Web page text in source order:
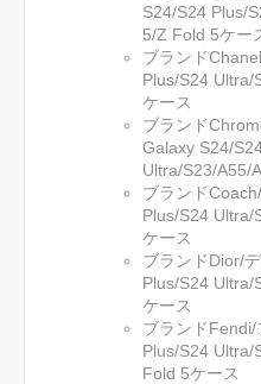
S24/S24 Plus/
5/Z Fold 5ケー
ブランド
Plus/S24 Ultra/
ケース
ブランド
Galaxy S24/
Ultra/S23/A55/
ブランド
Plus/S24 Ultra/
ケース
ブランドDior/
Plus/S24 Ultra/
ケース
ブランド
Plus/S24 Ultra/
Fold 5ケース